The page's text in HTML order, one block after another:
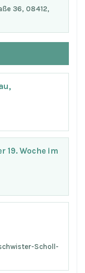
36, 08412,
19. Woche im
Scholl-